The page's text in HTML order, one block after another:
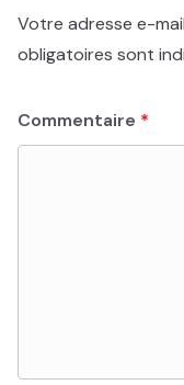
Votre adresse e-
obligatoires sont
Commentaire *